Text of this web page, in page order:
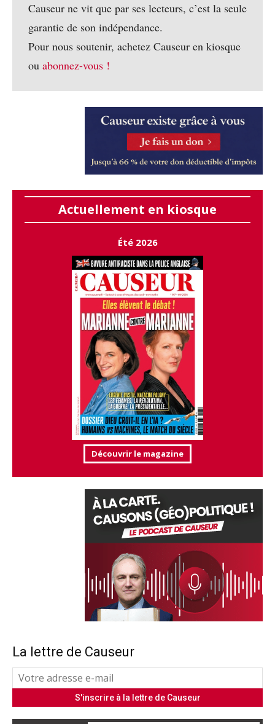
Causeur ne vit que par ses lecteurs, c’est la seule
garantie de son indépendance.
Pour nous soutenir, achetez Causeur en kiosque
ou abonnez-vous !
Actuellement en kiosque
Été 2026
Découvrir le magazine
La lettre de Causeur